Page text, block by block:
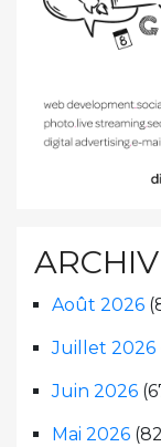
Août 2026
Juillet 2026
Juin 2026
Mai 2026